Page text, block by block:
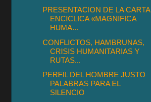
PRESENTACION DE LA CARTA
ENCICLICA «MAGNIFICA
HUMA...
CONFLICTOS, HAMBRUNAS,
CRISIS HUMANITARIAS Y
RUTAS...
PERFIL DEL HOMBRE JUSTO
PALABRAS PARA EL
SILENCIO